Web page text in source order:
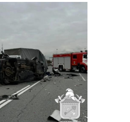
сроки и качество
работ», - написал
в среду, 29
странице